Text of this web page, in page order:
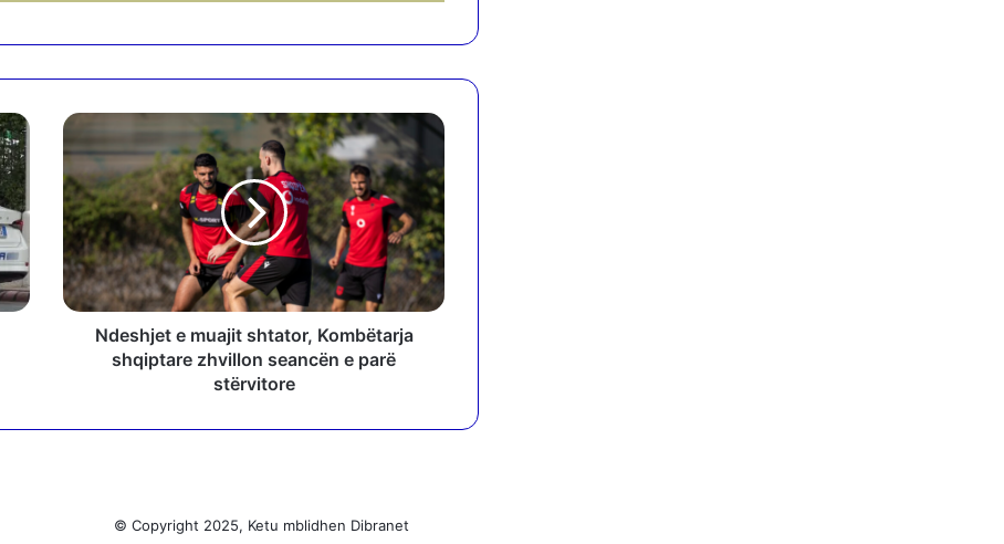
N
d
e
s
h
j
e
t
e
i
Ndeshjet e muajit shtator, Kombëtarja
shqiptare zhvillon seancën e parë
stërvitore
© Copyright 2025, Ketu mblidhen Dibranet